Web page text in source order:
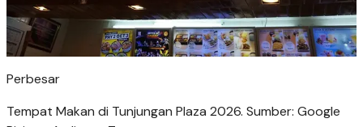
Perbesar
Tempat Makan di Tunjungan Plaza 2026. Sumber: Google